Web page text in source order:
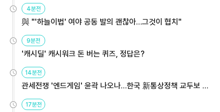
4분전
與 "'하늘이법' 여야 공동 발의 괜찮아…그것이 협치"
9분전
'캐시딜' 캐시워크 돈 버는 퀴즈, 정답은?
14분전
관세전쟁 '엔드게임' 윤곽 나오나…한국 新통상정책 교두보 활
17분전